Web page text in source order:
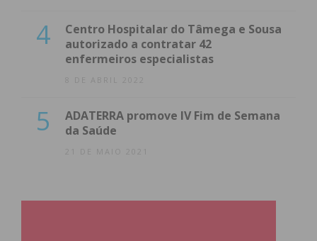
4
Centro Hospitalar do Tâmega e Sousa
autorizado a contratar 42
enfermeiros especialistas
8 DE ABRIL 2022
5
ADATERRA promove IV Fim de Semana
da Saúde
21 DE MAIO 2021